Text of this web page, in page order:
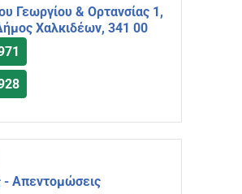
Γεωργίου & Ορτανσίας 1,
Χαλκιδέων, 341 00
- Απεντομώσεις